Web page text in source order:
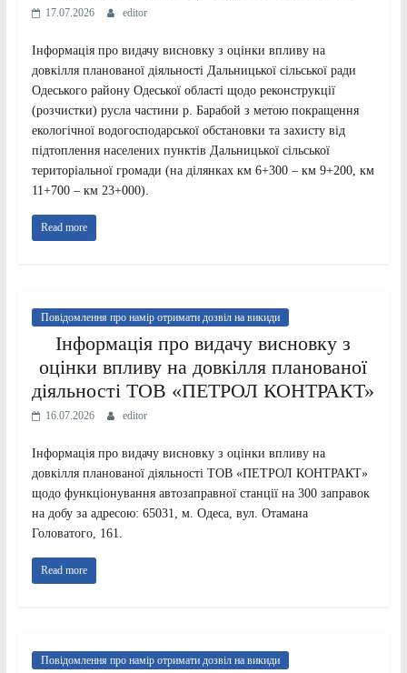
17.07.2026 editor
Інформація про видачу висновку з оцінки впливу на
довкілля планованої діяльності Дальницької сільської ради
Одеського району Одеської області щодо реконструкції
(розчистки) русла частини р. Барабой з метою покращення
екологічної водогосподарської обстановки та захисту від
підтоплення населених пунктів Дальницької сільської
територіальної громади (на ділянках км 6+300 – км 9+200, км
11+700 – км 23+000).
Read more
Повідомлення про намір отримати дозвіл на викиди
Інформація про видачу висновку з
оцінки впливу на довкілля планованої
діяльності ТОВ «ПЕТРОЛ КОНТРАКТ»
16.07.2026 editor
Інформація про видачу висновку з оцінки впливу на
довкілля планованої діяльності ТОВ «ПЕТРОЛ КОНТРАКТ»
щодо функціонування автозаправної станції на 300 заправок
на добу за адресою: 65031, м. Одеса, вул. Отамана
Головатого, 161.
Read more
Повідомлення про намір отримати дозвіл на викиди